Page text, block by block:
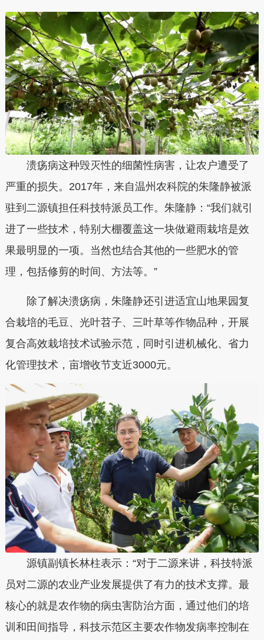
溃疡病这种毁灭性的细菌性病害，让农户遭受了
严重的损失。2017年，来自温州农科院的朱隆静被派
驻到二源镇担任科技特派员工作。朱隆静：“我们就引
进了一些技术，特别大棚覆盖这一块做避雨栽培是效
果最明显的一项。当然也结合其他的一些肥水的管
理，包括修剪的时间、方法等。”
除了解决溃疡病，朱隆静还引进适宜山地果园复
合栽培的毛豆、光叶苕子、三叶草等作物品种，开展
复合高效栽培技术试验示范，同时引进机械化、省力
化管理技术，亩增收节支近3000元。
源镇副镇长林柱表示：“对于二源来讲，科技特派
员对二源的农业产业发展提供了有力的技术支撑。最
核心的就是农作物的病虫害防治方面，通过他们的培
训和田间指导，科技示范区主要农作物发病率控制在